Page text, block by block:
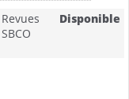
Revues
SBCO
Disponible